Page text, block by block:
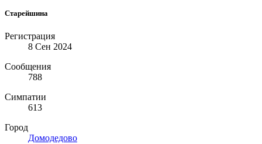
Старейшина
Регистрация
8 Сен 2024
Сообщения
788
Симпатии
613
Город
Домодедово